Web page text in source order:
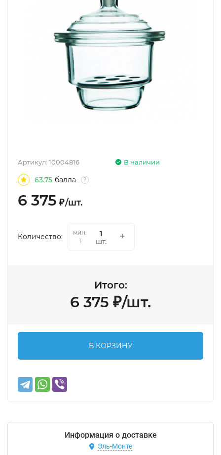
В наличии
Артикул: 10004816
63.75 балла ?
6 375 ₽/шт.
Количество:
мин.
1
шт.
Итого:
6 375 ₽/шт.
В КОРЗИНУ
Информация о доставке
Эль-Монте